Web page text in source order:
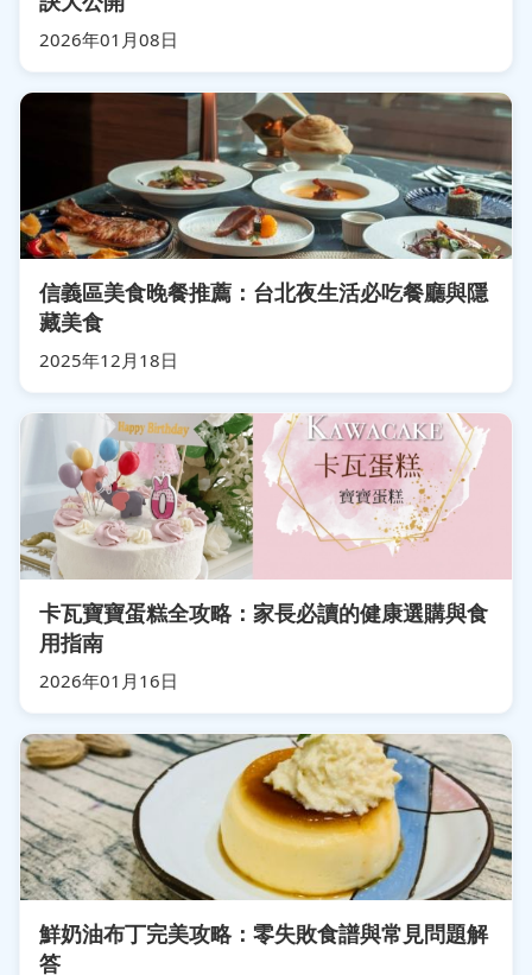
2026年01月08日
信義區美食晚餐推薦：台北夜生活必吃餐廳與隱
藏美食
2025年12月18日
卡瓦寶寶蛋糕全攻略：家長必讀的健康選購與食
用指南
2026年01月16日
鮮奶油布丁完美攻略：零失敗食譜與常見問題解
答